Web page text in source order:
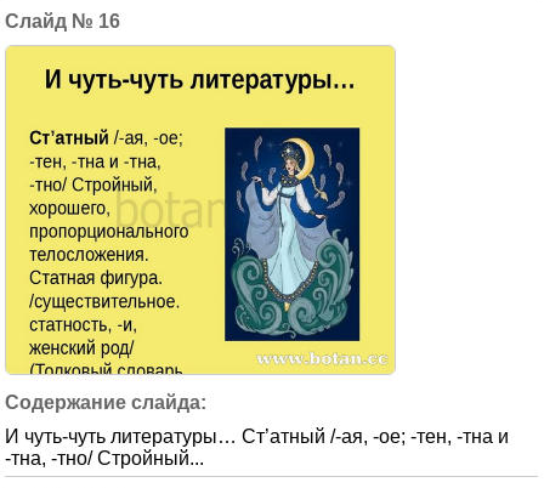
16
И чуть-чуть литературы… Ст’атный /-ая, -ое; -тен, -тна и
-тна, -тно/ Стройный...